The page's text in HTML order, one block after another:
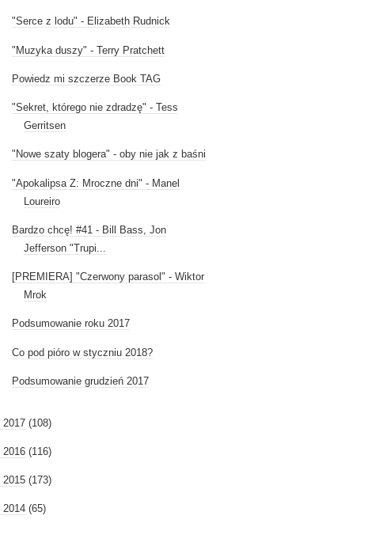
"Serce z lodu" - Elizabeth Rudnick
"Muzyka duszy" - Terry Pratchett
Powiedz mi szczerze Book TAG
"Sekret, którego nie zdradzę" - Tess
Gerritsen
"Nowe szaty blogera" - oby nie jak z baśni
"Apokalipsa Z: Mroczne dni" - Manel
Loureiro
Bardzo chcę! #41 - Bill Bass, Jon
Jefferson "Trupi...
[PREMIERA] "Czerwony parasol" - Wiktor
Mrok
Podsumowanie roku 2017
Co pod pióro w styczniu 2018?
Podsumowanie grudzień 2017
2017 (108)
2016 (116)
2015 (173)
2014 (65)